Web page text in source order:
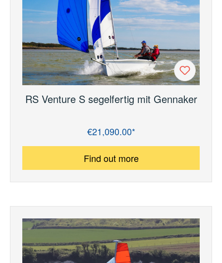
RS Venture S segelfertig mit Gennaker
€21,090.00*
Find out more